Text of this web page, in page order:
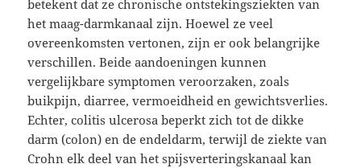
betekent dat ze chronische ontstekingsziekten van
het maag-darmkanaal zijn. Hoewel ze veel
overeenkomsten vertonen, zijn er ook belangrijke
verschillen. Beide aandoeningen kunnen
vergelijkbare symptomen veroorzaken, zoals
buikpijn, diarree, vermoeidheid en gewichtsverlies.
Echter, colitis ulcerosa beperkt zich tot de dikke
darm (colon) en de endeldarm, terwijl de ziekte van
Crohn elk deel van het spijsverteringskanaal kan